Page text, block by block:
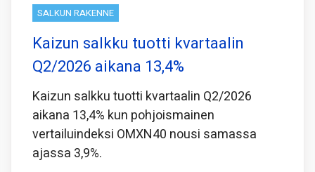
SALKUN RAKENNE
Kaizun salkku tuotti kvartaalin
Q2/2026 aikana 13,4%
Kaizun salkku tuotti kvartaalin Q2/2026
aikana 13,4% kun pohjoismainen
vertailuindeksi OMXN40 nousi samassa
ajassa 3,9%.